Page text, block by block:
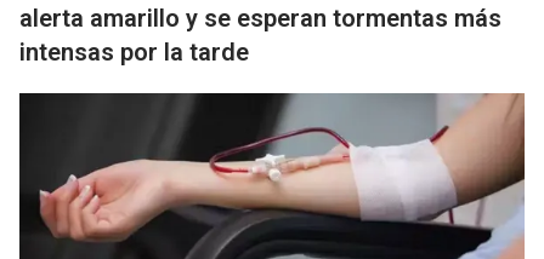
alerta amarillo y se esperan tormentas más
intensas por la tarde